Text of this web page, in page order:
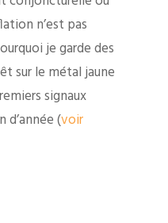
n’est pas
je garde des
sur le métal jaune
signaux
(voir